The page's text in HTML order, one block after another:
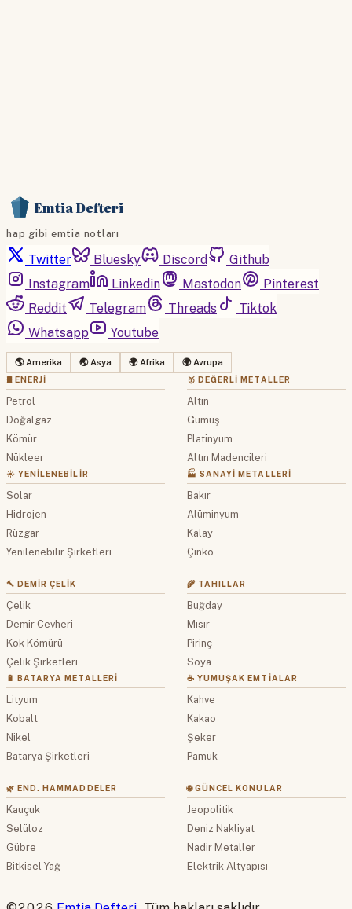
Emtia Defteri
hap gibi emtia notları
Twitter Bluesky Discord
Github
Instagram
Linkedin Mastodon
Pinterest
Reddit
Telegram Threads
Tiktok
Whatsapp
Youtube
🌎 Amerika 🌏 Asya 🌍 Afrika 🌍 Avrupa
🛢 ENERJI
Petrol
Doğalgaz
Kömür
Nükleer
☀️ YENILENEBILIR
Solar
Hidrojen
Rüzgar
Yenilenebilir Şirketleri
🥇 DEĞERLI METALLER
Altın
Gümüş
Platinyum
Altın Madencileri
🏭 SANAYI METALLERI
Bakır
Alüminyum
Kalay
Çinko
🔨 DEMIR ÇELIK
Çelik
Demir Cevheri
Kok Kömürü
Çelik Şirketleri
🔋 BATARYA METALLERI
Lityum
Kobalt
Nikel
Batarya Şirketleri
🌾 TAHILLAR
Buğday
Mısır
Pirinç
Soya
☕ YUMUŞAK EMTIALAR
Kahve
Kakao
Şeker
Pamuk
🌿 END. HAMMADDELER
Kauçuk
Selüloz
Gübre
Bitkisel Yağ
🌐 GÜNCEL KONULAR
Jeopolitik
Deniz Nakliyat
Nadir Metaller
Elektrik Altyapısı